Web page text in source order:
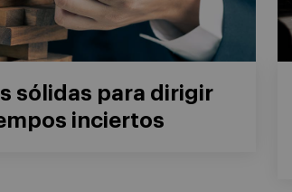
sólidas para dirigir
inciertos